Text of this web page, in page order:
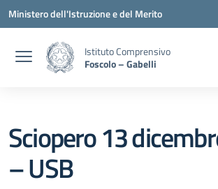
Vai ai contenuti
Vai al menu di navigazione
Vai al footer
Ministero dell'Istruzione e del Merito
Istituto Comprensivo
Foscolo – Gabelli
Sciopero 13
– USB